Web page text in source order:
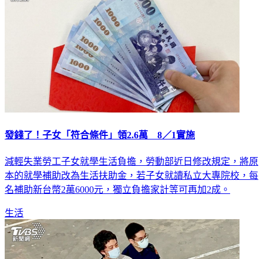
發錢了！子女「符合條件」領2.6萬 8／1實施
減輕失業勞工子女就學生活負擔，勞動部近日修改規定，將原
本的就學補助改為生活扶助金，若子女就讀私立大專院校，每
名補助新台幣2萬6000元，獨立負擔家計等可再加2成。
生活